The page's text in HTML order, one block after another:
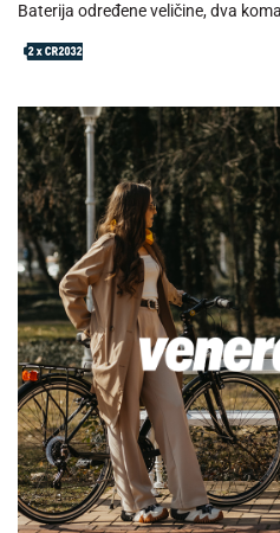
Baterija određene veličine, dva